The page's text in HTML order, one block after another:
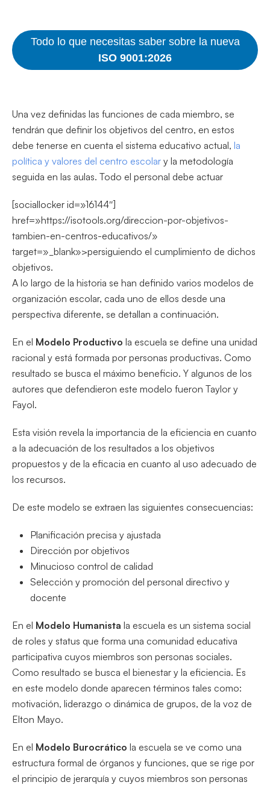
Todo lo que necesitas saber sobre la nueva
ISO 9001:2026
Una vez definidas las funciones de cada miembro, se
tendrán que definir los objetivos del centro, en estos
debe tenerse en cuenta el sistema educativo actual, la
política y valores del centro escolar y la metodología
seguida en las aulas. Todo el personal debe actuar
[sociallocker id=»16144″]
href=»https://isotools.org/direccion-por-objetivos-
tambien-en-centros-educativos/»
target=»_blank»>persiguiendo el cumplimiento de dichos
objetivos.
A lo largo de la historia se han definido varios modelos de
organización escolar, cada uno de ellos desde una
perspectiva diferente, se detallan a continuación.
En el Modelo Productivo la escuela se define una unidad
racional y está formada por personas productivas. Como
resultado se busca el máximo beneficio. Y algunos de los
autores que defendieron este modelo fueron Taylor y
Fayol.
Esta visión revela la importancia de la eficiencia en cuanto
a la adecuación de los resultados a los objetivos
propuestos y de la eficacia en cuanto al uso adecuado de
los recursos.
De este modelo se extraen las siguientes consecuencias:
Planificación precisa y ajustada
Dirección por objetivos
Minucioso control de calidad
Selección y promoción del personal directivo y
docente
En el Modelo Humanista la escuela es un sistema social
de roles y status que forma una comunidad educativa
participativa cuyos miembros son personas sociales.
Como resultado se busca el bienestar y la eficiencia. Es
en este modelo donde aparecen términos tales como:
motivación, liderazgo o dinámica de grupos, de la voz de
Elton Mayo.
En el Modelo Burocrático la escuela se ve como una
estructura formal de órganos y funciones, que se rige por
el principio de jerarquía y cuyos miembros son personas